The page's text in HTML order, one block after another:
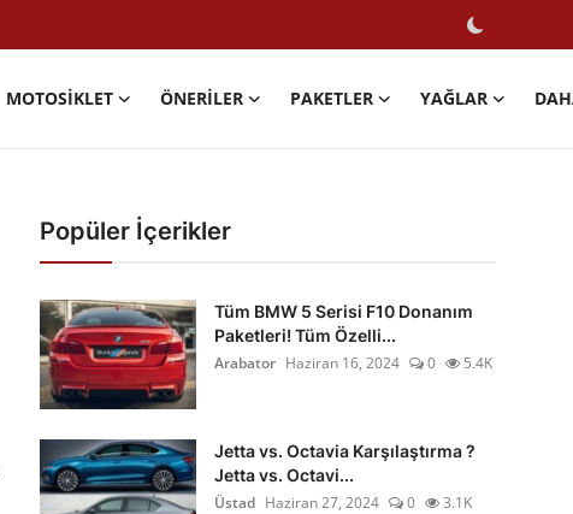
MOTOSIKLET ÖNERILER PAKETLER YAĞLAR
Popüler İçerikler
Tüm BMW 5 Serisi F10 Donanım
Paketleri! Tüm Özelli...
Arabator Haziran 16, 2024 0 5.4K
Jetta vs. Octavia Karşılaştırma ?
Jetta vs. Octavi...
Üstad Haziran 27, 2024 0 3.1K